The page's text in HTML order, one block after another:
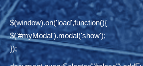
$(window).on('load',function(){
$('#myModal').modal('show');
});